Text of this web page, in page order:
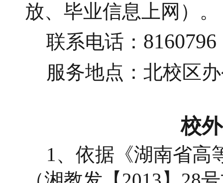
放、毕业信息上网）。
联系电话： 8160796
服务地点：北校区
校
1、依据《湖南省高